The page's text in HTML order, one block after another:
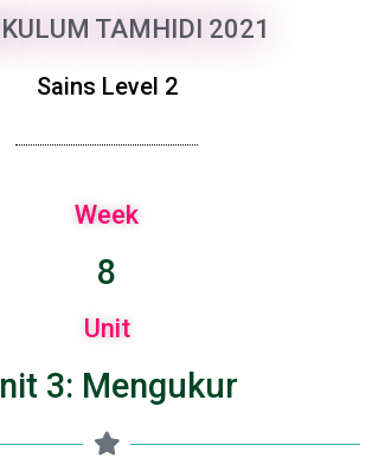
TAMHIDI 2021
Sains Level 2
Week
8
Unit
3: Mengukur